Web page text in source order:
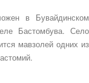
в Бувайдинском
Бастомбува. Село
мавзолей одних из